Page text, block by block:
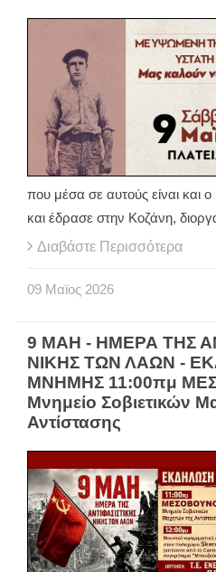
που μέσα σε αυτούς είναι και
και έδρασε στην Κοζάνη,
Διαβάστε Περισσότερα
09 Μαϊος 2026
9 ΜΑΗ - ΗΜΕΡΑ ΤΗΣ
ΝΙΚΗΣ ΤΩΝ ΛΑΩΝ -
ΜΝΗΜΗΣ 11:00πμ
Μνημείο Σοβιετικών
Αντίστασης